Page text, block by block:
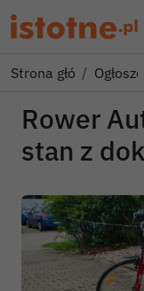
Strona główna
Rower
stan z